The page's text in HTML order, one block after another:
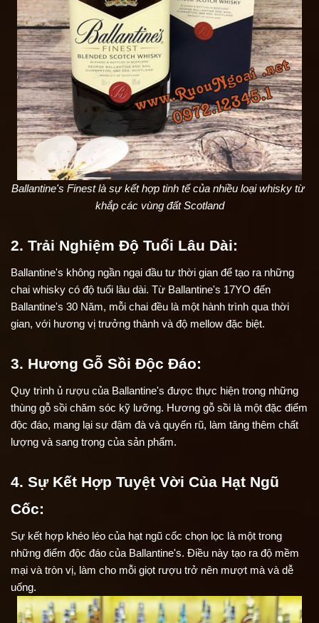
Ballantine's Finest là sự kết hợp tinh tế của nhiều loại whisky từ
khắp các vùng đất Scotland
2. Trải Nghiệm Độ Tuổi Lâu Dài:
Ballantine's không ngần ngại đầu tư thời gian để tạo ra những
chai whisky có độ tuổi lâu dài. Từ Ballantine's 17YO đến
Ballantine's 30 Năm, mỗi chai đều là một hành trình qua thời
gian, với hương vị trưởng thành và độ mellow đặc biệt.
3. Hương Gỗ Sồi Độc Đáo:
Quy trình ủ rượu của Ballantine's được thực hiện trong những
thùng gỗ sồi chăm sóc kỹ lưỡng. Hương gỗ sồi là một đặc điểm
độc đáo, mang lại sự đậm đà và quyến rũ, làm tăng thêm chất
lượng và sang trọng của sản phẩm.
4. Sự Kết Hợp Tuyệt Vời Của Hạt Ngũ
Cốc:
Sự kết hợp khéo léo của hạt ngũ cốc chọn lọc là một trong
những điểm độc đáo của Ballantine's. Điều này tạo ra độ mềm
mại và tròn vị, làm cho mỗi giọt rượu trở nên mượt mà và dễ
uống.